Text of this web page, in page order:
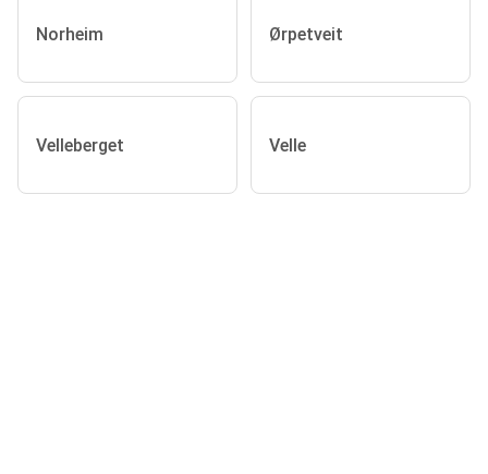
Norheim Ørpetveit
Velleberget Velle